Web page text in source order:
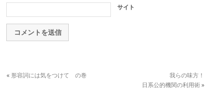
サイト
« 形容詞には気をつけて の巻
我らの味方！
日系公的機関の利用術»